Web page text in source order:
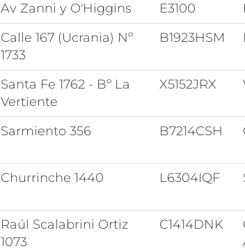
Av Zanni y O'Higgins E3100
Calle 167 (Ucrania) Nº
1733
B1923HSM
Santa Fe 1762 - Bº La
Vertiente
X5152JRX
Sarmiento 356 B7214CSH
Churrinche 1440 L6304IQF
Raúl Scalabrini Ortiz
1073
C1414DNK